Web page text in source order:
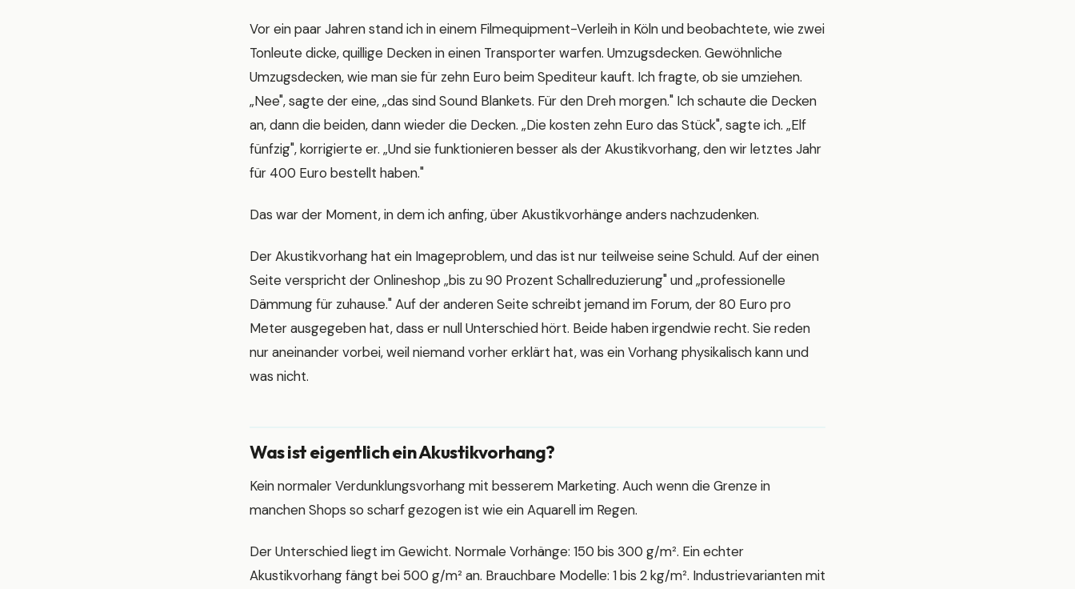
Vor ein paar Jahren stand ich in einem Filmequipment-Verleih in Köln und beobachtete, wie zwei
Tonleute dicke, quillige Decken in einen Transporter warfen. Umzugsdecken. Gewöhnliche
Umzugsdecken, wie man sie für zehn Euro beim Spediteur kauft. Ich fragte, ob sie umziehen.
„Nee", sagte der eine, „das sind Sound Blankets. Für den Dreh morgen." Ich schaute die Decken
an, dann die beiden, dann wieder die Decken. „Die kosten zehn Euro das Stück", sagte ich. „Elf
fünfzig", korrigierte er. „Und sie funktionieren besser als der Akustikvorhang, den wir letztes Jahr
für 400 Euro bestellt haben."
Das war der Moment, in dem ich anfing, über Akustikvorhänge anders nachzudenken.
Der Akustikvorhang hat ein Imageproblem, und das ist nur teilweise seine Schuld. Auf der einen
Seite verspricht der Onlineshop „bis zu 90 Prozent Schallreduzierung" und „professionelle
Dämmung für zuhause." Auf der anderen Seite schreibt jemand im Forum, der 80 Euro pro
Meter ausgegeben hat, dass er null Unterschied hört. Beide haben irgendwie recht. Sie reden
nur aneinander vorbei, weil niemand vorher erklärt hat, was ein Vorhang physikalisch kann und
was nicht.
Was ist eigentlich ein Akustikvorhang?
Kein normaler Verdunklungsvorhang mit besserem Marketing. Auch wenn die Grenze in
manchen Shops so scharf gezogen ist wie ein Aquarell im Regen.
Der Unterschied liegt im Gewicht. Normale Vorhänge: 150 bis 300 g/m². Ein echter
Akustikvorhang fängt bei 500 g/m² an. Brauchbare Modelle: 1 bis 2 kg/m². Industrievarianten mit